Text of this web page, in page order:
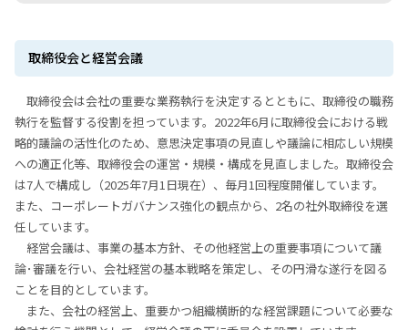
取締役会と経営会議
取締役会は会社の重要な業務執⾏を決定するとともに、取締役の職務
執⾏を監督する役割を担っています。2022年6⽉に取締役会における戦
略的議論の活性化のため、意思決定事項の⾒直しや議論に相応しい規模
への適正化等、取締役会の運営・規模・構成を⾒直しました。取締役会
は7人で構成し（2025年7⽉1⽇現在）、毎⽉1回程度開催しています。
また、コーポレートガバナンス強化の観点から、2名の社外取締役を選
任しています。
経営会議は、事業の基本⽅針、その他経営上の重要事項について議
論･審議を⾏い、会社経営の基本戦略を策定し、その円滑な遂⾏を図る
ことを⽬的としています。
また、会社の経営上、重要かつ組織横断的な経営課題について必要な